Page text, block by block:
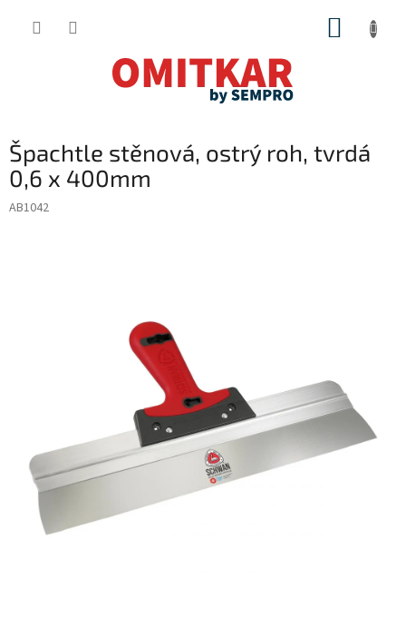
Špachtle stěnová, ostrý roh, tvrdá
0,6 x 400mm
AB1042